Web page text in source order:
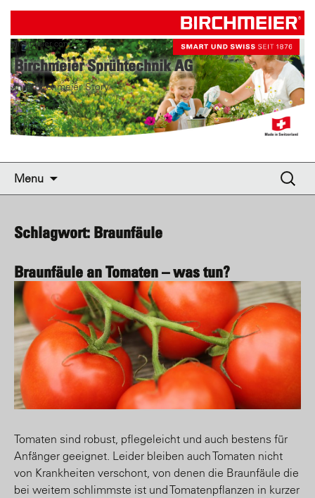
Birchmeier Sprühtechnik AG
Ihre Birchmeier Story
birchmeier.com
Menu
Suche
nach:
Schlagwort: Braunfäule
Braunfäule an Tomaten – was tun?
Tomaten sind robust, pflegeleicht und auch bestens für
Anfänger geeignet. Leider bleiben auch Tomaten nicht
von Krankheiten verschont, von denen die Braunfäule die
bei weitem schlimmste ist und Tomatenpflanzen in kurzer